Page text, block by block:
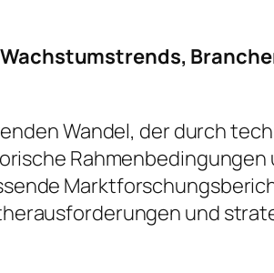
Wandel, der durch
Rahmenbedingungen
und